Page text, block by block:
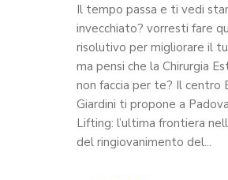
Il tempo passa e ti vedi
invecchiato? vorresti fare
risolutivo per migliorare il
ma pensi che la Chirurgia
non faccia per te? Il centro
Giardini ti propone a
Lifting: l’ultima frontiera
del ringiovanimento del...